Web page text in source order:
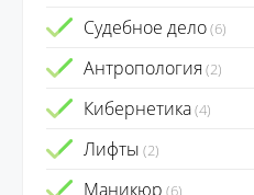
Судебное дело(6)
Антропология (2)
Кибернетика(4)
Лифты (2)
Маникюр (6)